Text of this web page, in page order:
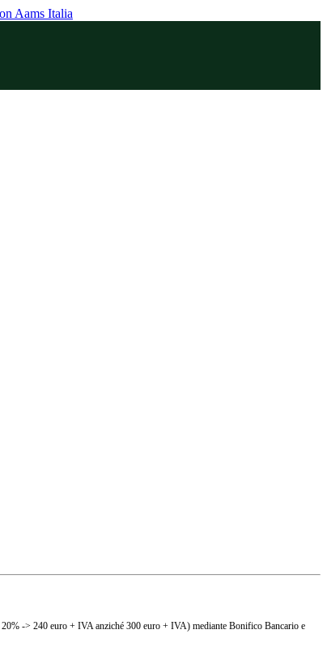
Aams Italia
-> 240 euro + IVA anziché 300 euro + IVA) mediante Bonifico Bancario e